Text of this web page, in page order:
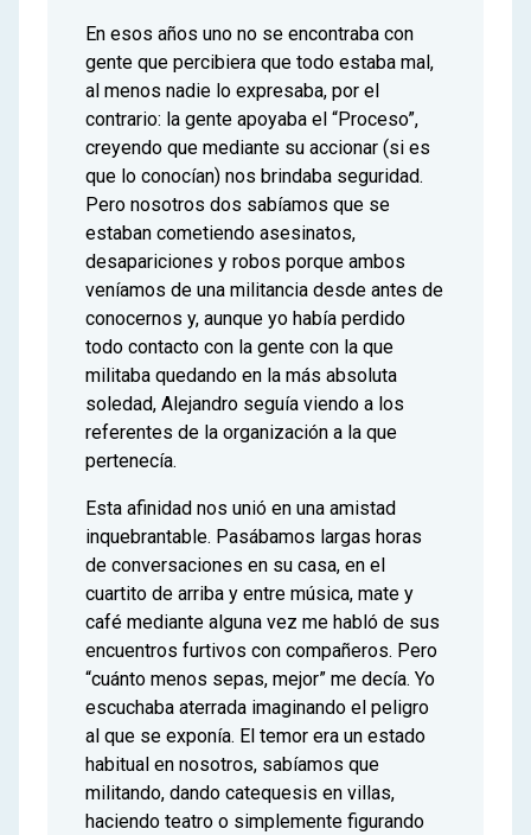
En esos años uno no se encontraba con
gente que percibiera que todo estaba mal,
al menos nadie lo expresaba, por el
contrario: la gente apoyaba el “Proceso”,
creyendo que mediante su accionar (si es
que lo conocían) nos brindaba seguridad.
Pero nosotros dos sabíamos que se
estaban cometiendo asesinatos,
desapariciones y robos porque ambos
veníamos de una militancia desde antes de
conocernos y, aunque yo había perdido
todo contacto con la gente con la que
militaba quedando en la más absoluta
soledad, Alejandro seguía viendo a los
referentes de la organización a la que
pertenecía.
Esta afinidad nos unió en una amistad
inquebrantable. Pasábamos largas horas
de conversaciones en su casa, en el
cuartito de arriba y entre música, mate y
café mediante alguna vez me habló de sus
encuentros furtivos con compañeros. Pero
“cuánto menos sepas, mejor” me decía. Yo
escuchaba aterrada imaginando el peligro
al que se exponía. El temor era un estado
habitual en nosotros, sabíamos que
militando, dando catequesis en villas,
haciendo teatro o simplemente figurando